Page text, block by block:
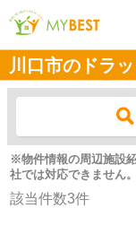
川口市のドラ
※物件情報の周辺施設
社では対応できません。
該当件数3件